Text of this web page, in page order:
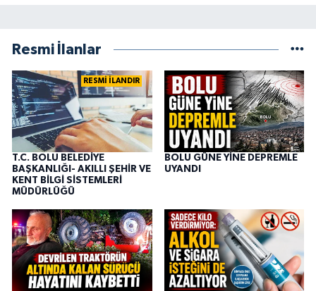
Resmi İlanlar
RESMİ İLANDIR
T.C. BOLU BELEDİYE
BAŞKANLIĞI- AKILLI ŞEHİR VE
KENT BİLGİ SİSTEMLERİ
MÜDÜRLÜĞÜ
BOLU GÜNE YİNE DEPREMLE
UYANDI